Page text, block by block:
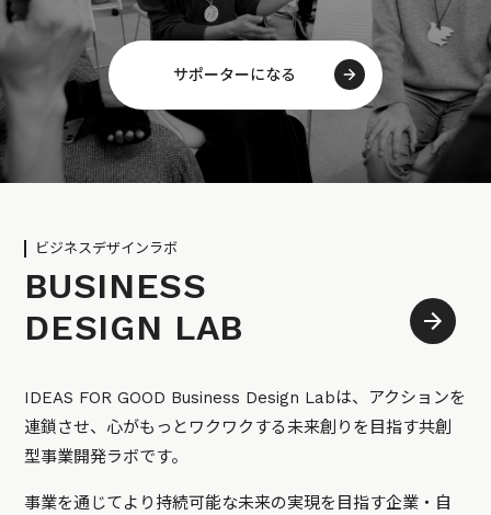
サポーターになる
ビジネスデザインラボ
BUSINESS
DESIGN LAB
IDEAS FOR GOOD Business Design Labは、アクションを
連鎖させ、心がもっとワクワクする未来創りを目指す共創
型事業開発ラボです。
事業を通じてより持続可能な未来の実現を目指す企業・自